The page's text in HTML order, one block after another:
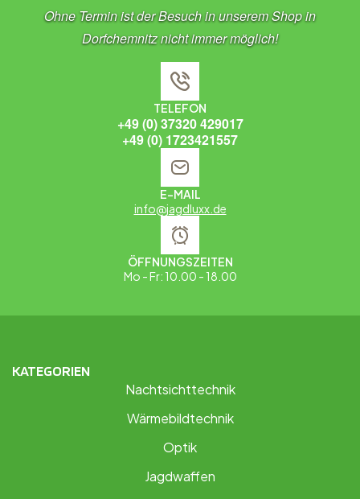
Ohne Termin ist der Besuch in unserem Shop in
Dorfchemnitz nicht immer möglich!
TELEFON
+49 (0) 37320 429017
+49 (0) 1723421557
E-MAIL
info@jagdluxx.de
ÖFFNUNGSZEITEN
Mo - Fr: 10.00 - 18.00
KATEGORIEN
Nachtsichttechnik
Wärmebildtechnik
Optik
Jagdwaffen